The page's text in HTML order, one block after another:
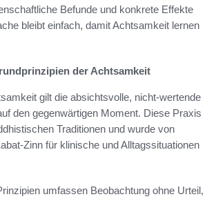
Befunde und konkrete Effekte
bleibt einfach, damit Achtsamkeit lernen
der Achtsamkeit
gilt die absichtsvolle, nicht-wertende
den gegenwärtigen Moment. Diese Praxis
Traditionen und wurde von
Zinn für klinische und Alltagssituationen
umfassen Beobachtung ohne Urteil,